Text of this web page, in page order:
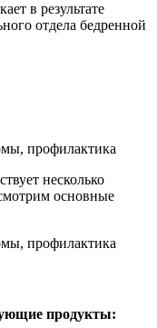
в результате
отдела бедренной
несколько
основные
продукты: